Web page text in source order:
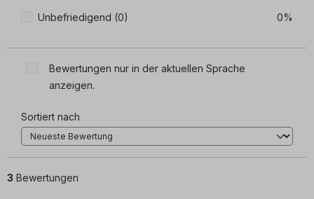
Unbefriedigend (0) 0%
Bewertungen nur in der aktuellen Sprache
anzeigen.
Sortiert nach
3 Bewertungen